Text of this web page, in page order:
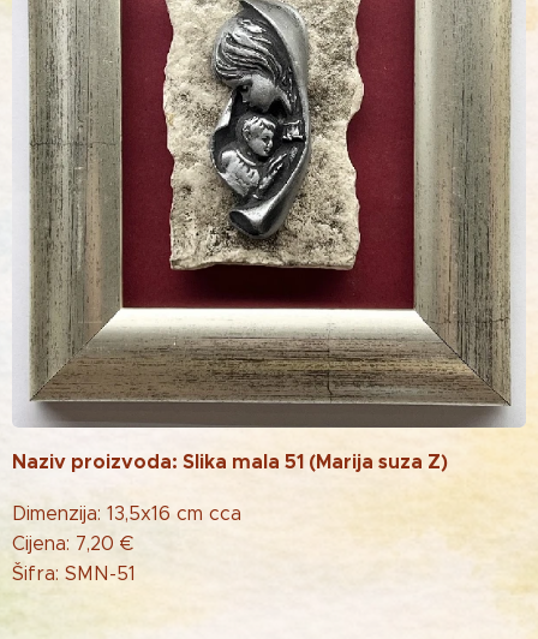
Naziv proizvoda: Slika mala 51 (Marija suza Z)
Dimenzija: 13,5x16 cm cca
Cijena: 7,20 €
Šifra: SMN-51